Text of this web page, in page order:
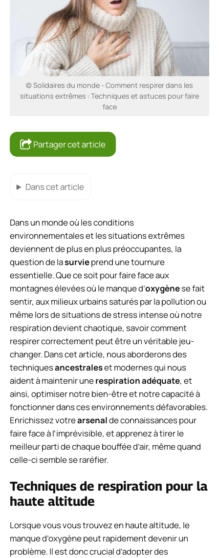
© Solidaires du monde - Comment respirer dans les
situations extrêmes : Techniques et astuces pour faire
face
Partager cet article
Dans cet article
Dans un monde où les conditions
environnementales et les situations extrêmes
deviennent de plus en plus préoccupantes, la
question de lasurvieprend une tournure
essentielle. Que ce soit pour faire face aux
montagnes élevées où le manque d’oxygènese fait
sentir, aux milieux urbains saturés par la pollution ou
même lors de situations de stress intense où notre
respiration devient chaotique, savoir comment
respirer correctement peut être un véritable jeu-
changer. Dans cet article, nous aborderons des
techniquesancestraleset modernes qui nous
aident à maintenir unerespiration adéquate, et
ainsi, optimiser notre bien-être et notre capacité à
fonctionner dans ces environnements défavorables.
Enrichissez votrearsenalde connaissances pour
faire face à l’imprévisible, et apprenez à tirer le
meilleur parti de chaque bouffée d’air, même quand
celle-ci semble se raréfier.
Techniques de respiration pour la
haute altitude
Lorsque vous vous trouvez en haute altitude, le
manque d’oxygène peut rapidement devenir un
problème. Il est donc crucial d’adopter des